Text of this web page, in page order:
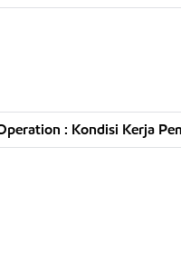
: Kondisi Kerja